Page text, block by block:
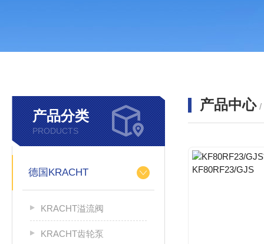
产品分类
PRODUCTS
德国KRACHT
KRACHT溢流阀
KRACHT齿轮泵
产品中心 /